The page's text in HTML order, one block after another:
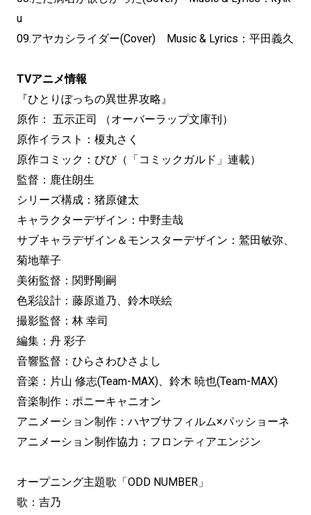
u
09.アヤカシライダー(Cover) Music & Lyrics：平田義久
TVアニメ情報
『ひとりぼっちの異世界攻略』
原作： 五示正司 （オーバーラップ文庫刊）
原作イラスト：榎丸さく
原作コミック：びび（「コミックガルド」連載）
監督：鹿住朗生
シリーズ構成：猪原健太
キャラクターデザイン：中野圭哉
サブキャラデザイン＆モンスターデザイン：鷲田敏弥、
菊地華子
美術監督：関野剛嗣
色彩設計：藤原道乃、鈴木咲絵
撮影監督：林 幸司
編集：丹 彩子
音響監督：ひらさわひさよし
音楽：片山 修志(Team-MAX)、鈴木 暁也(Team-MAX)
音楽制作：ポニーキャニオン
アニメーション制作：ハヤブサフィルム×パッショーネ
アニメーション制作協力：フロンティアエンジン
オープニング主題歌「ODD NUMBER」
歌：吉乃